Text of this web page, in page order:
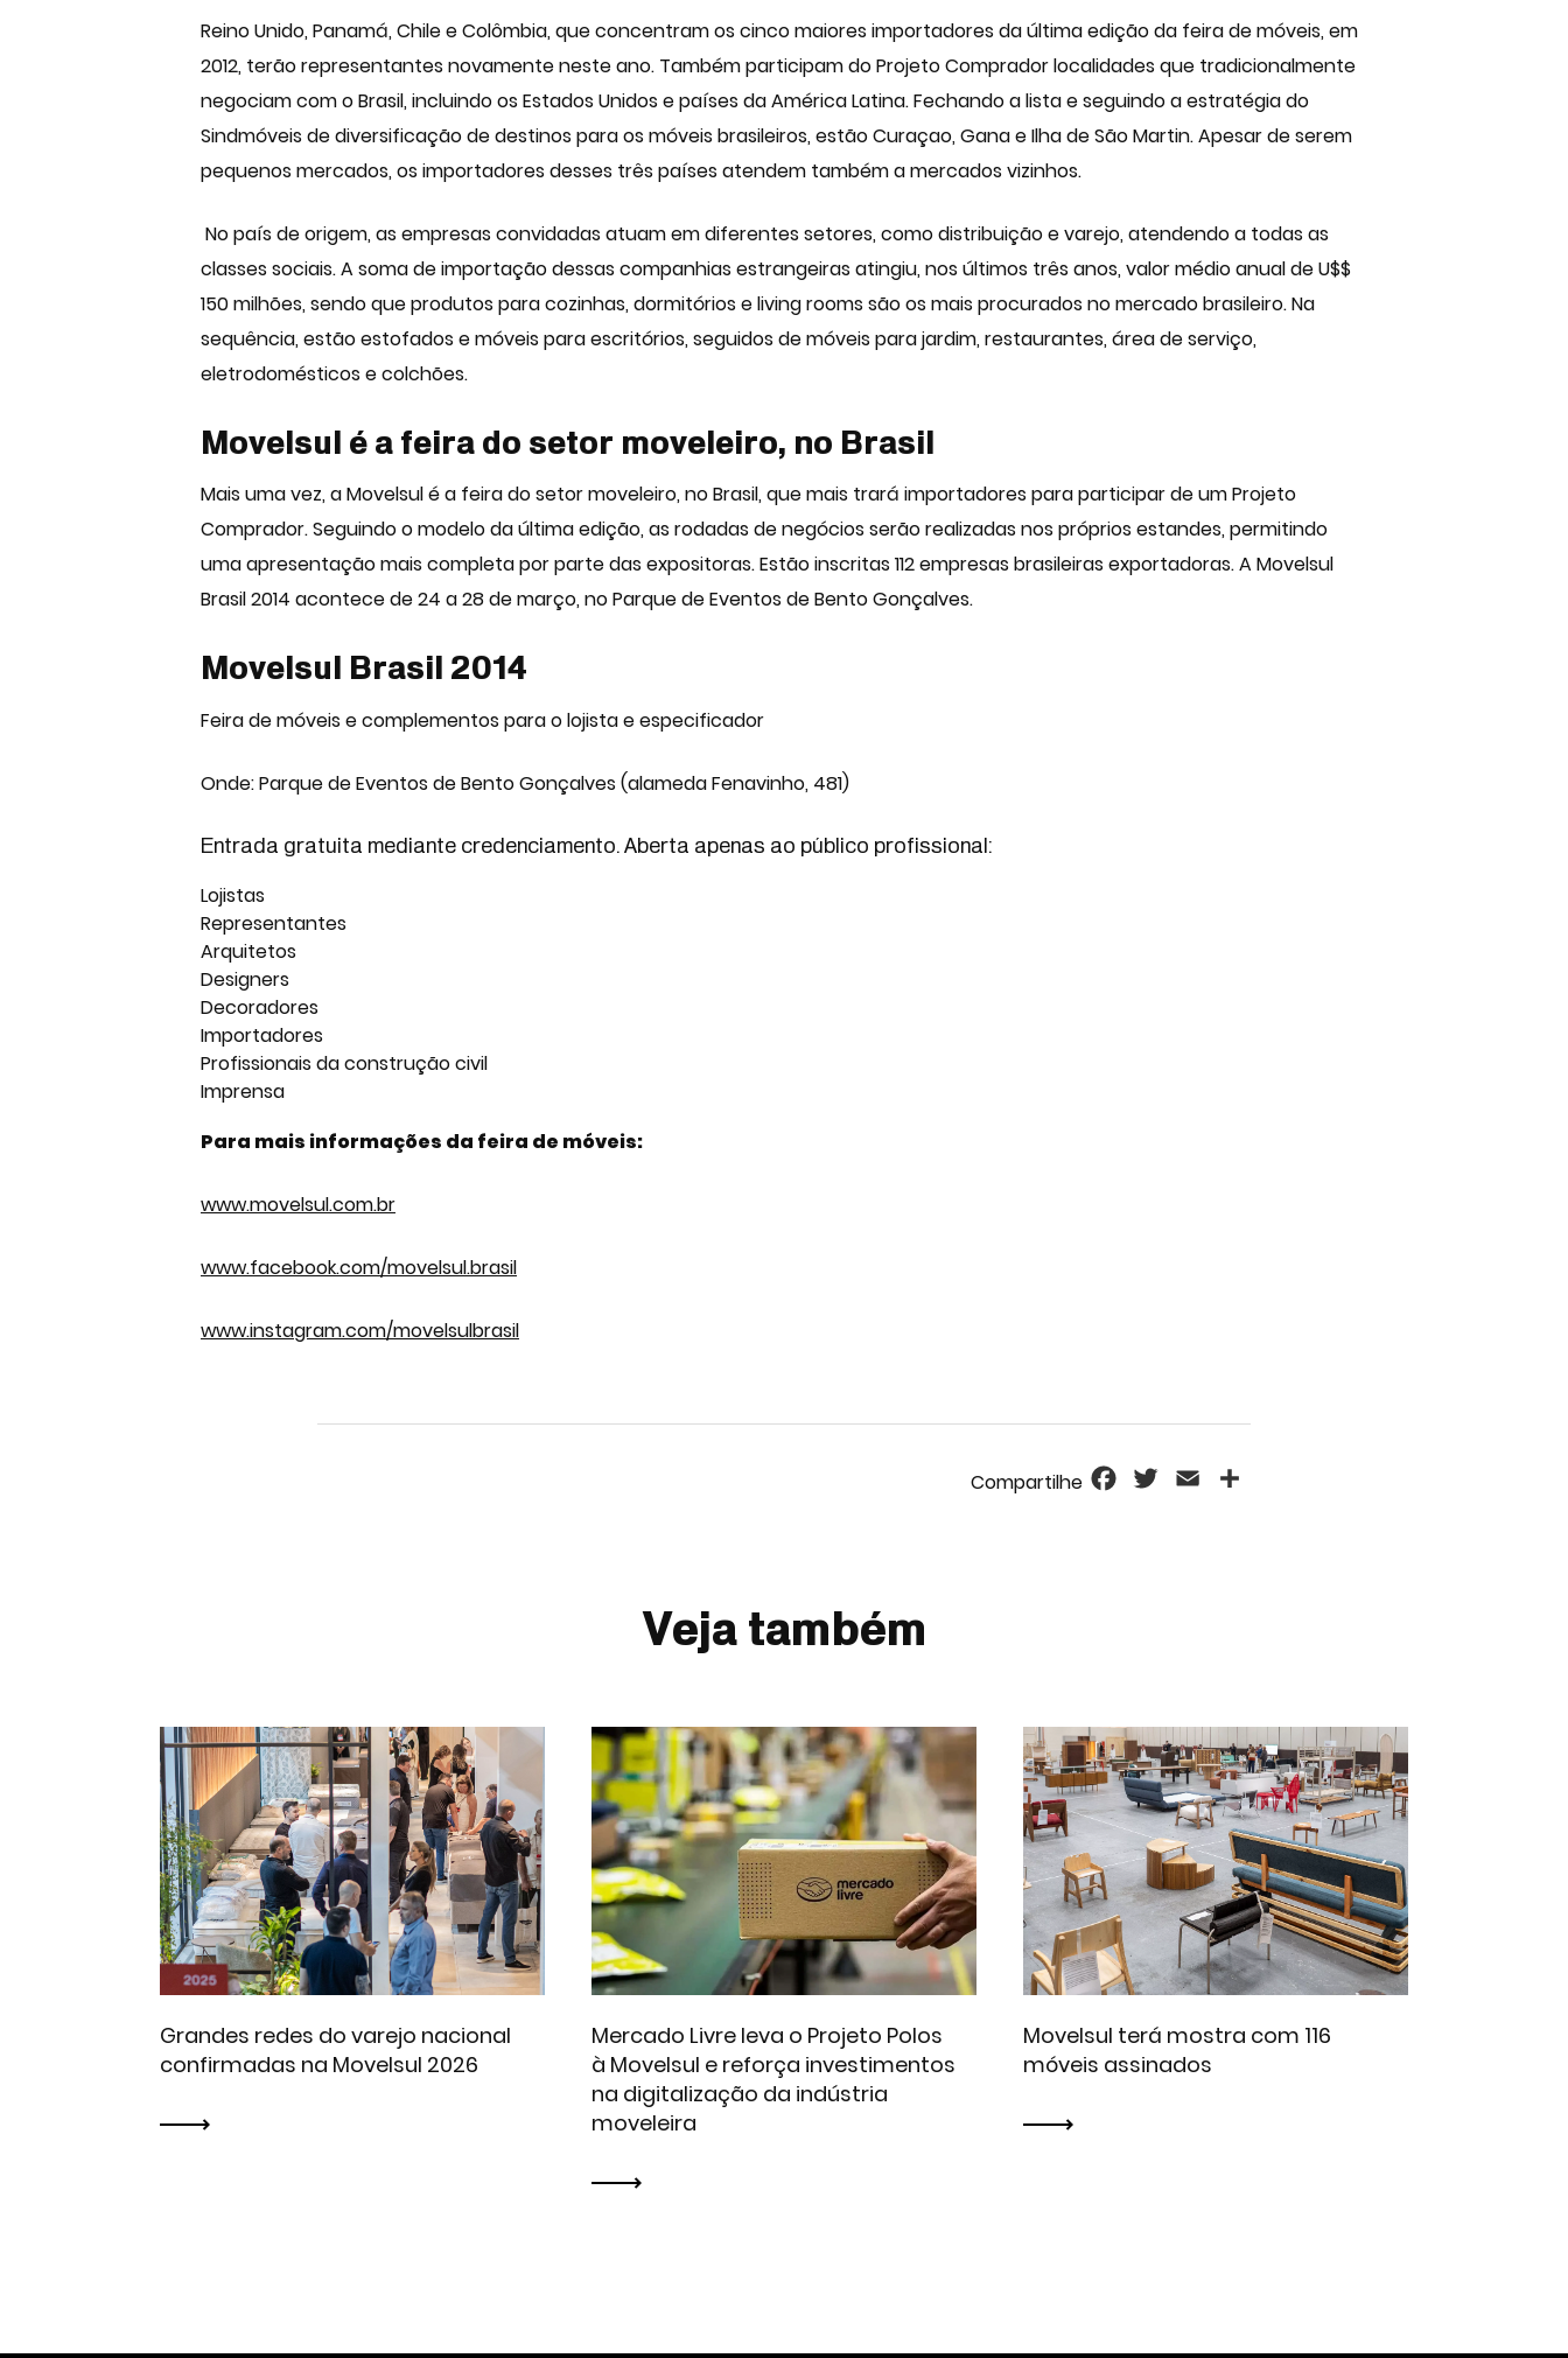
Reino Unido, Panamá, Chile e Colômbia, que concentram os cinco maiores importadores da última edição da feira de móveis, em
2012, terão representantes novamente neste ano. Também participam do Projeto Comprador localidades que tradicionalmente
negociam com o Brasil, incluindo os Estados Unidos e países da América Latina. Fechando a lista e seguindo a estratégia do
Sindmóveis de diversificação de destinos para os móveis brasileiros, estão Curaçao, Gana e Ilha de São Martin. Apesar de serem
pequenos mercados, os importadores desses três países atendem também a mercados vizinhos.
No país de origem, as empresas convidadas atuam em diferentes setores, como distribuição e varejo, atendendo a todas as
classes sociais. A soma de importação dessas companhias estrangeiras atingiu, nos últimos três anos, valor médio anual de U$$
150 milhões, sendo que produtos para cozinhas, dormitórios e living rooms são os mais procurados no mercado brasileiro. Na
sequência, estão estofados e móveis para escritórios, seguidos de móveis para jardim, restaurantes, área de serviço,
eletrodomésticos e colchões.
Movelsul é a feira do setor moveleiro, no Brasil
Mais uma vez, a Movelsul é a feira do setor moveleiro, no Brasil, que mais trará importadores para participar de um Projeto
Comprador. Seguindo o modelo da última edição, as rodadas de negócios serão realizadas nos próprios estandes, permitindo
uma apresentação mais completa por parte das expositoras. Estão inscritas 112 empresas brasileiras exportadoras. A Movelsul
Brasil 2014 acontece de 24 a 28 de março, no Parque de Eventos de Bento Gonçalves.
Movelsul Brasil 2014
Feira de móveise complementos para o lojista e especificador
Onde: Parque de Eventos de Bento Gonçalves (alameda Fenavinho, 481)
Entrada gratuita mediante credenciamento. Aberta apenas ao público profissional:
Lojistas
Representantes
Arquitetos
Designers
Decoradores
Importadores
Profissionais da construção civil
Imprensa
Para mais informações da feira de móveis:
www.movelsul.com.br
www.facebook.com/movelsul.brasil
www.instagram.com/movelsulbrasil
FacebookTwitterEmail
Veja também
Grandes redes do varejo nacional
confirmadas na Movelsul 2026
Mercado Livre leva o Projeto Polos
à Movelsul e reforça investimentos
na digitalização da indústria
moveleira
Movelsul terá mostra com 116
móveis assinados